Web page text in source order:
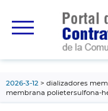
principal
2026-3-12
dializadores
membrana polietersulfona-